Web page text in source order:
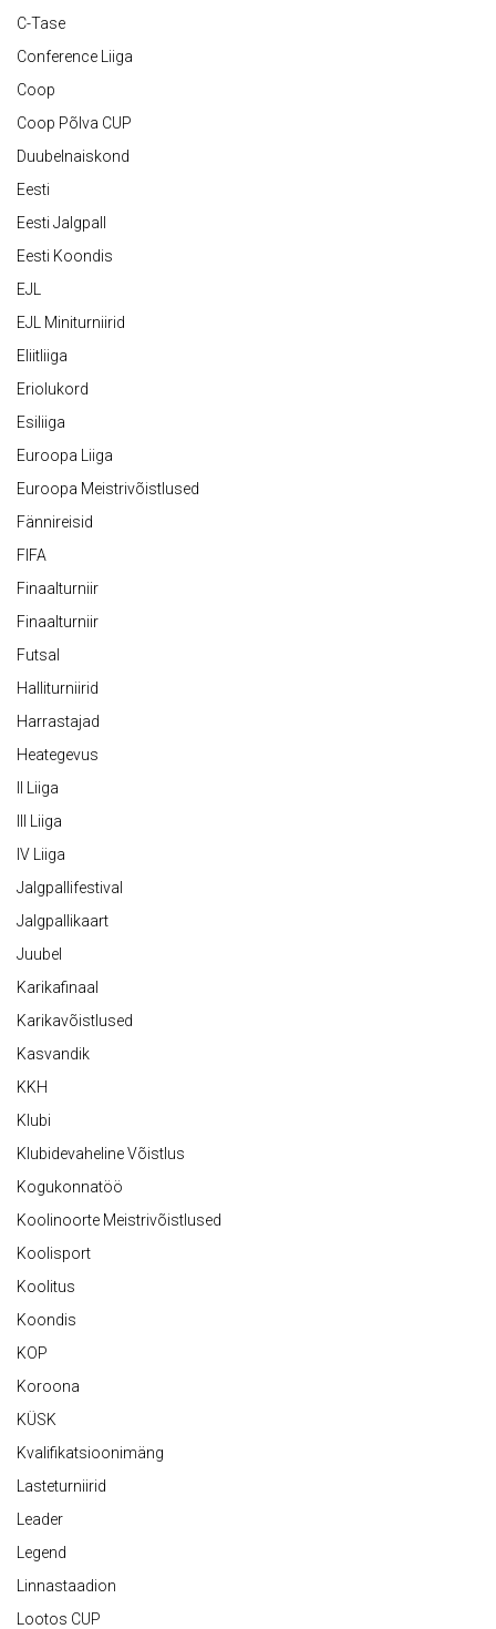
C-Tase
Conference Liiga
Coop
Coop Põlva CUP
Duubelnaiskond
Eesti
Eesti Jalgpall
Eesti Koondis
EJL
EJL Miniturniirid
Eliitliiga
Eriolukord
Esiliiga
Euroopa Liiga
Euroopa Meistrivõistlused
Fännireisid
FIFA
Finaalturniir
Finaalturniir
Futsal
Halliturniirid
Harrastajad
Heategevus
II Liiga
III Liiga
IV Liiga
Jalgpallifestival
Jalgpallikaart
Juubel
Karikafinaal
Karikavõistlused
Kasvandik
KKH
Klubi
Klubidevaheline Võistlus
Kogukonnatöö
Koolinoorte Meistrivõistlused
Koolisport
Koolitus
Koondis
KOP
Koroona
KÜSK
Kvalifikatsioonimäng
Lasteturniirid
Leader
Legend
Linnastaadion
Lootos CUP